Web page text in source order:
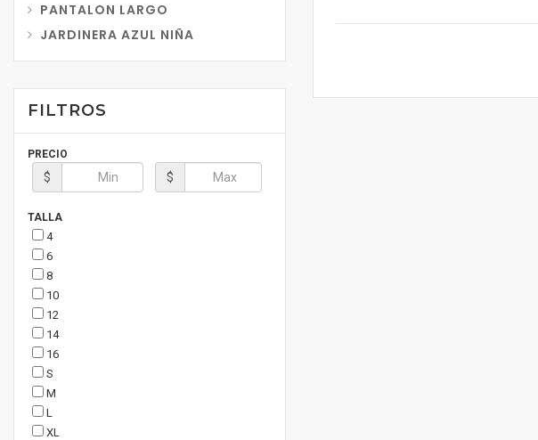
PANTALON LARGO
JARDINERA AZUL NIÑA
FILTROS
PRECIO
$ $
TALLA
4
6
8
10
12
14
16
S
M
L
XL